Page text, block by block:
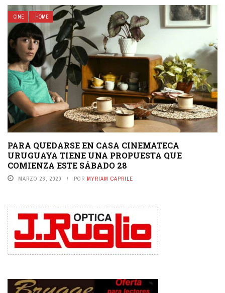
CINE HOME
PARA QUEDARSE EN CASA CINEMATECA
URUGUAYA TIENE UNA PROPUESTA QUE
COMIENZA ESTE SÁBADO 28
MARZO 26, 2020 POR MYRIAM CAPRILE